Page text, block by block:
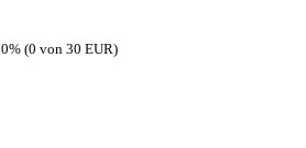
0% (0 von 30 EUR)